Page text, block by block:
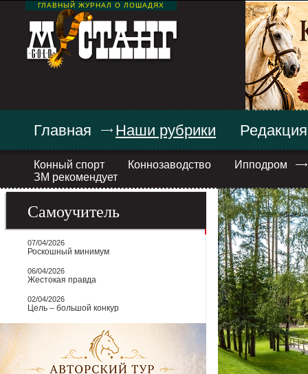
ГЛАВНЫЙ ЖУРНАЛ О ЛОШАДЯХ
Главная Наши рубрики
Конный спорт Коннозаводство
Ипподром
ЗМ рекомендует
Редакция
Самоучитель
07/04/2026
Роскошный минимум
06/04/2026
Жестокая правда
02/04/2026
Цель – большой конкур